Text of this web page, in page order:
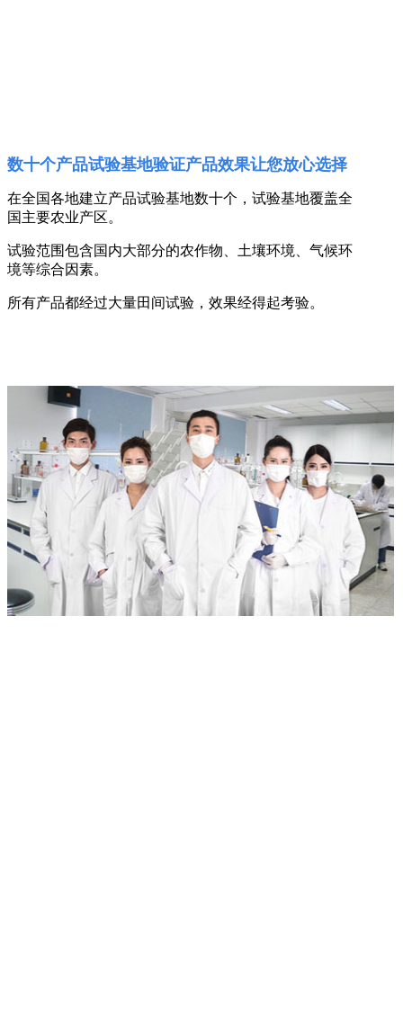
数十个产品试验基地验证产品效果让您放心选择
在全国各地建立产品试验基地数十个，试验基地覆盖全
国主要农业产区。
试验范围包含国内大部分的农作物、土壤环境、气候环
境等综合因素。
所有产品都经过大量田间试验，效果经得起考验。